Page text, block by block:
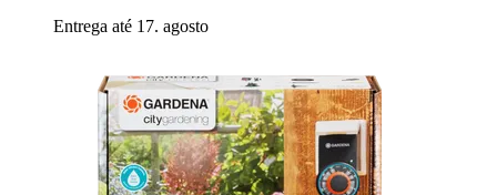
Entrega até 17. agosto